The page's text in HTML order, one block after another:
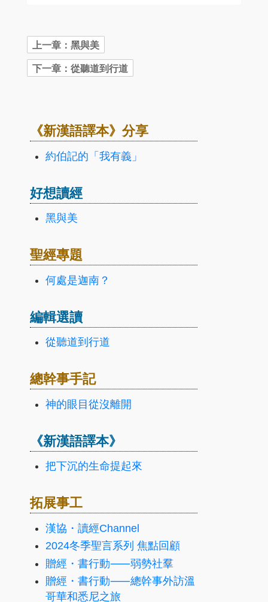
《新漢語譯本》分享
約伯記的「我有義」
好想讀經
黑與美
聖經專題
何處是迦南？
編輯選讀
從聽道到行道
總幹事手記
神的眼目從沒離開
《新漢語譯本》
把下沉的生命提起來
拓展事工
漢協・讀經Channel
2024冬季聖言系列 焦點回顧
贈經・書行動⸺弱勢社羣
贈經・書行動⸺總幹事外訪溫
哥華和悉尼之旅